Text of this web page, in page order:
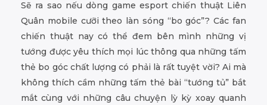
Sẽ ra sao nếu dòng game esport chiến thuật Liên
Quân mobile cưỡi theo làn sóng “bo góc”? Các fan
chiến thuật nay có thể đem bên mình những vị
tướng được yêu thích mọi lúc thông qua những tấm
thẻ bo góc chất lượng có phải là rất tuyệt vời? Ai mà
không thích cầm những tấm thẻ bài “tướng tủ” bắt
mắt cùng với những câu chuyện lỳ kỳ xoay quanh